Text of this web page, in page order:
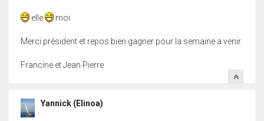
elle moi
Merci président et repos bien gagner pour la semaine a venir.
Francine et Jean Pierre
Yannick (Elinoa)